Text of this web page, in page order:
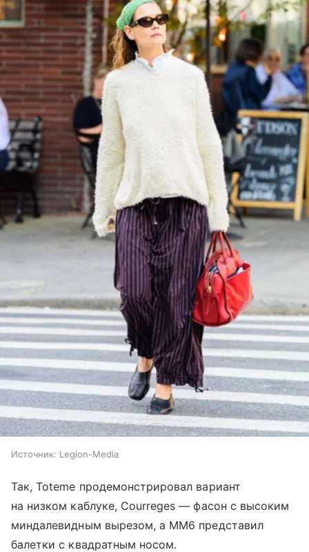
Источник: Legion-Media
Так, Toteme продемонстрировал вариант
на низком каблуке, Courreges — фасон с высоким
миндалевидным вырезом, а MM6 представил
балетки с квадратным носом.